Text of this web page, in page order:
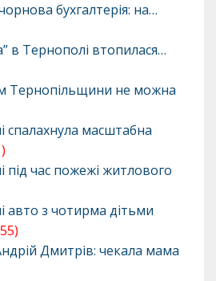
бухгалтерія: на…
в Тернополі втопилася…
Тернопільщини не можна
спалахнула масштабна
під час пожежі житлового
авто з чотирма дітьми
Дмитрів: чекала мама